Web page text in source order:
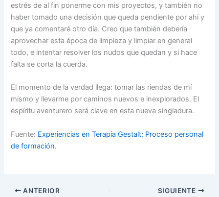
estrés de al fin ponerme con mis proyectos, y también no
haber tomado una decisión que queda pendiente por ahí y
que ya comentaré otro día. Creo que también debería
aprovechar esta época de limpieza y limpiar en general
todo, e intentar resolver los nudos que quedan y si hace
falta se corta la cuerda.
El momento de la verdad llega: tomar las riendas de mí
mismo y llevarme por caminos nuevos e inexplorados. El
espíritu aventurero será clave en esta nueva singladura.
Fuente: Experiencias en Terapia Gestalt: Proceso personal
de formación.
ANTERIOR SIGUIENTE